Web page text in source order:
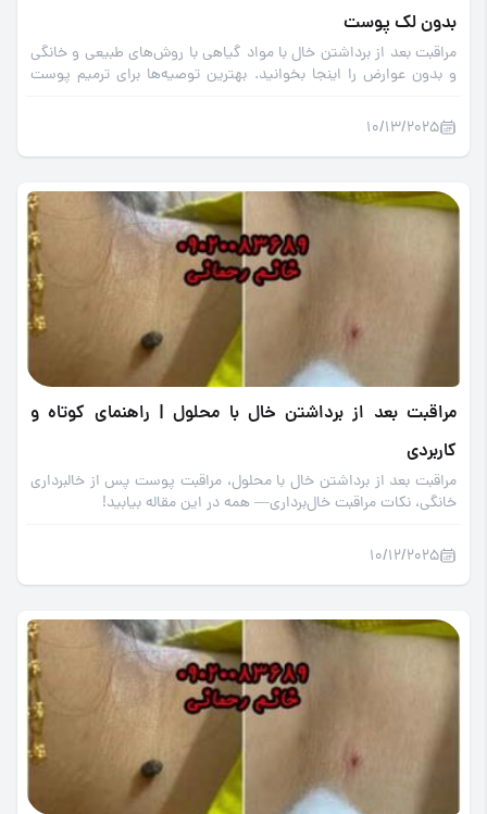
بدون لک پوست
مراقبت بعد از برداشتن خال با مواد گیاهی با روش‌های طبیعی و خانگی
و بدون عوارض را اینجا بخوانید. بهترین توصیه‌ها برای ترمیم پوست
10/13/2025
مراقبت بعد از برداشتن خال با محلول | راهنمای کوتاه و
کاربردی
مراقبت بعد از برداشتن خال با محلول، مراقبت پوست پس از خالبرداری
خانگی، نکات مراقبت خال‌برداری— همه در این مقاله بیابید!
10/12/2025